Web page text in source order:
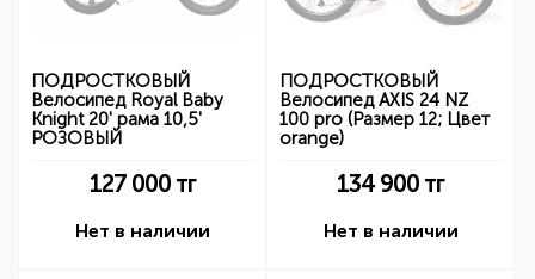
ПОДРОСТКОВЫЙ
Велосипед Royal Baby
Knight 20' рама 10,5'
РОЗОВЫЙ
127 000тг
Нет в наличии
ПОДРОСТКОВЫЙ
Велосипед AXIS 24 NZ
100 pro (Размер 12; Цвет
orange)
134 900 тг
Нет в наличии